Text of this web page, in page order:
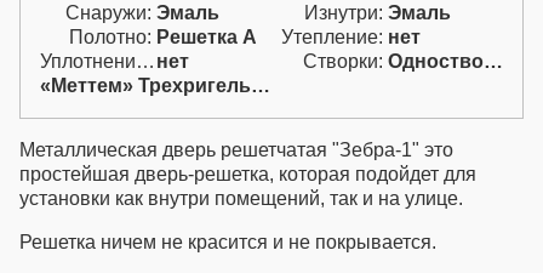
для установки как на улице,
так и внутри помещений. В
стоимость также включены
петли без подшипников 2 шт
и короб для врезного замка.
Снаружи: Эмаль Изнутри: Эмаль
Полотно: Решетка А Утепление: нет
Уплотнение: нет Створки:
Одностворчатая (А)
«Меттем» Трехригельный
Металлическая дверь решетчатая "Зебра-1" это
простейшая дверь-решетка, которая подойдет для
установки как внутри помещений, так и на улице.
Решетка ничем не красится и не покрывается.